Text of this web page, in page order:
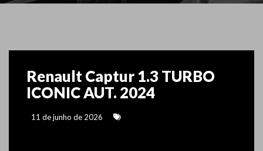
Renault Captur 1.3 TURBO
ICONIC AUT. 2024
11 de junho de 2026